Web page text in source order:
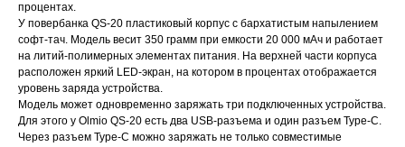
процентах.
У повербанка QS-20 пластиковый корпус с бархатистым напылением
софт-тач. Модель весит 350 грамм при емкости 20 000 мАч и работает
на литий-полимерных элементах питания. На верхней части корпуса
расположен яркий LED-экран, на котором в процентах отображается
уровень заряда устройства.
Модель может одновременно заряжать три подключенных устройства.
Для этого у Olmio QS-20 есть два USB-разъема и один разъем Type-C.
Через разъем Type-C можно заряжать не только совместимые